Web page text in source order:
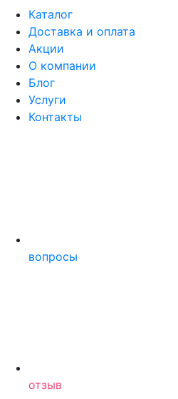
Каталог
Доставка и оплата
Акции
О компании
Блог
Услуги
Контакты
вопросы
отзыв